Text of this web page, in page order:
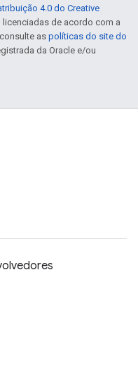
4.0 do Creative
de acordo com a
aspolíticas do site do
da Oracle e/ou